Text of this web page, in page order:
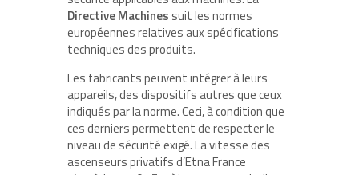
Directive Machines suit les normes
européennes relatives aux spécifications
techniques des produits.
Les fabricants peuvent intégrer à leurs
appareils, des dispositifs autres que ceux
indiqués par la norme. Ceci, à condition que
ces derniers permettent de respecter le
niveau de sécurité exigé. La vitesse des
ascenseurs privatifs d’Etna France